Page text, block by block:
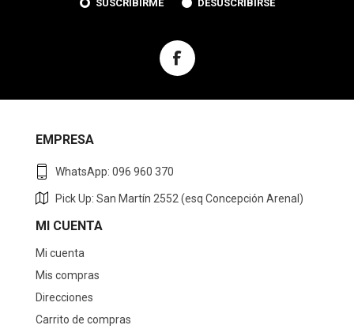
SUSCRIBIRME DESUSCRIBIRSE
EMPRESA
WhatsApp: 096 960 370
Pick Up: San Martín 2552 (esq Concepción Arenal)
MI CUENTA
Mi cuenta
Mis compras
Direcciones
Carrito de compras